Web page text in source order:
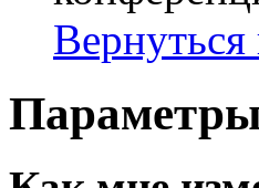
Вернуться
Параметры